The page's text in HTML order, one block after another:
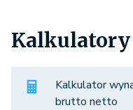
Kalkulatory
Kalkulator
brutto netto